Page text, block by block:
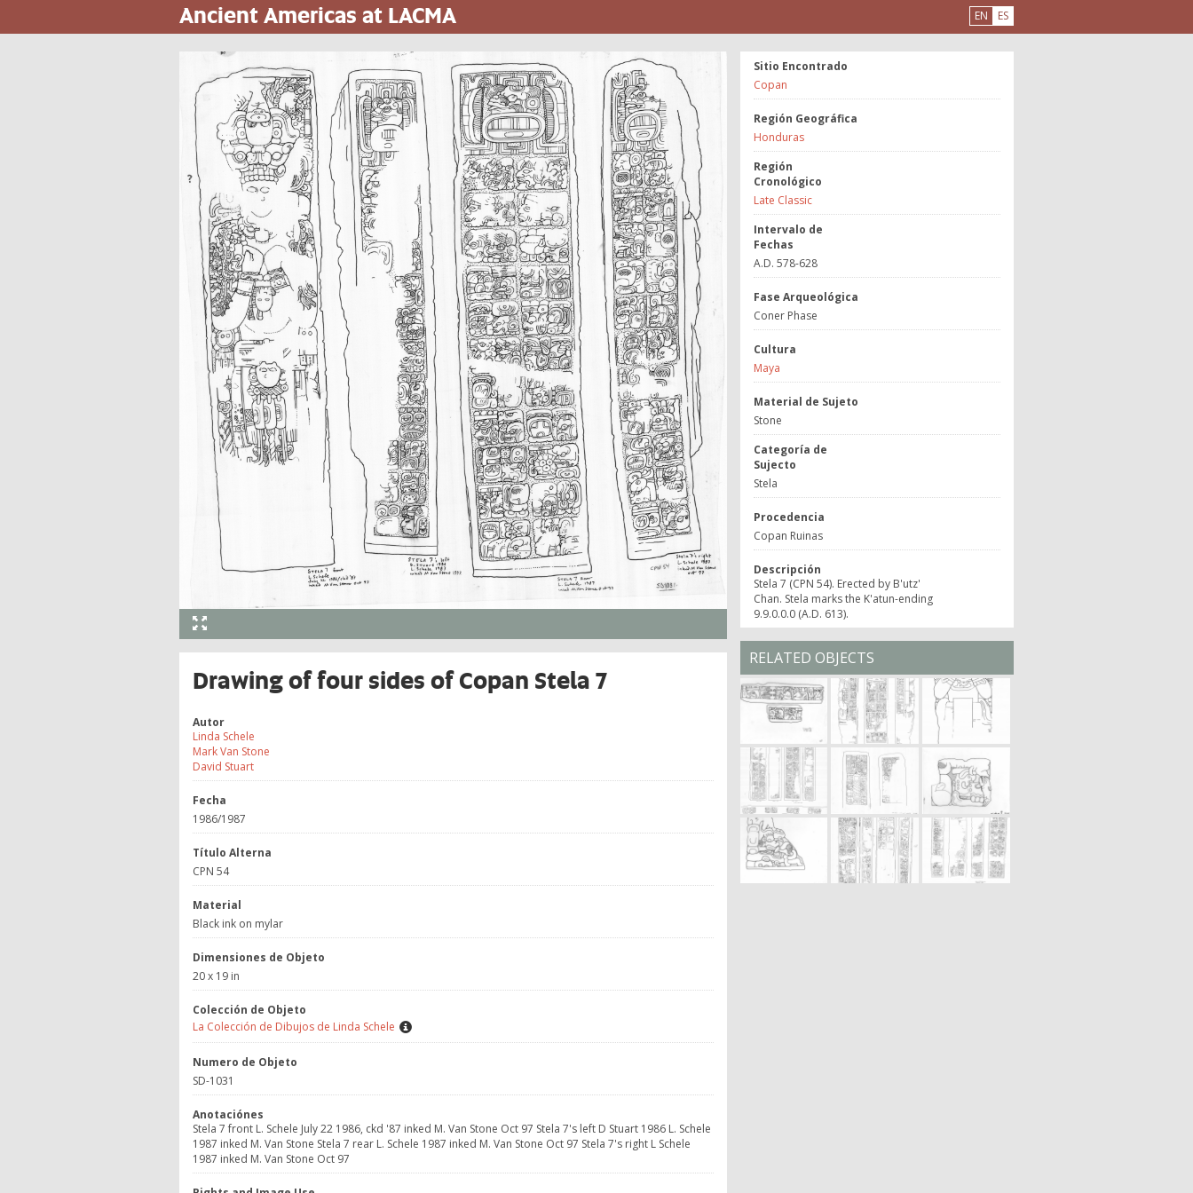
al
Ancient Americas at LACMA EN ES
Drawing of four sides of Copan Stela 7
Autor
Linda Schele
Mark Van Stone
David Stuart
Fecha
1986/1987
Título Alterna
CPN 54
Material
Black ink on mylar
Dimensiones de Objeto
20 x 19 in
Colección de Objeto
La Colección de Dibujos de Linda Schele
Numero de Objeto
SD-1031
Anotaciónes
Stela 7 front L. Schele July 22 1986, ckd '87 inked M. Van Stone Oct 97 Stela 7's left D Stuart 1986 L. Schele
1987 inked M. Van Stone Stela 7 rear L. Schele 1987 inked M. Van Stone Oct 97 Stela 7's right L Schele
1987 inked M. Van Stone Oct 97
Sitio Encontrado
Copan
Región Geográfica
Honduras
Región
Cronológico
Late Classic
Intervalo de
Fechas
A.D. 578-628
Fase Arqueológica
Coner Phase
Cultura
Maya
Material de Sujeto
Stone
Categoría de
Sujecto
Stela
Procedencia
Copan Ruinas
Descripción
Stela 7 (CPN 54). Erected by B'utz'
Chan. Stela marks the K'atun-ending
9.9.0.0.0 (A.D. 613).
RELATED OBJECTS